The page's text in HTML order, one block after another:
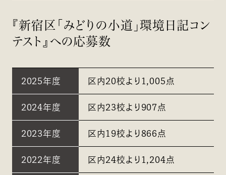
『新宿区「みどりの小道」環境日記コン
テスト』への応募数
2025年度 区内20校より1,005点
2024年度 区内23校より907点
2023年度 区内19校より866点
2022年度 区内24校より1,204点